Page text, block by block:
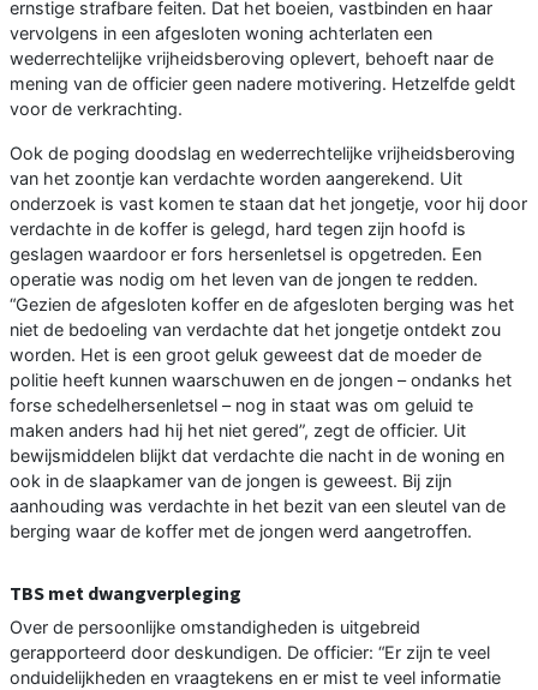
ernstige strafbare feiten. Dat het boeien, vastbinden en haar
vervolgens in een afgesloten woning achterlaten een
wederrechtelijke vrijheidsberoving oplevert, behoeft naar de
mening van de officier geen nadere motivering. Hetzelfde geldt
voor de verkrachting.
Ook de poging doodslag en wederrechtelijke vrijheidsberoving
van het zoontje kan verdachte worden aangerekend. Uit
onderzoek is vast komen te staan dat het jongetje, voor hij door
verdachte in de koffer is gelegd, hard tegen zijn hoofd is
geslagen waardoor er fors hersenletsel is opgetreden. Een
operatie was nodig om het leven van de jongen te redden.
“Gezien de afgesloten koffer en de afgesloten berging was het
niet de bedoeling van verdachte dat het jongetje ontdekt zou
worden. Het is een groot geluk geweest dat de moeder de
politie heeft kunnen waarschuwen en de jongen – ondanks het
forse schedelhersenletsel – nog in staat was om geluid te
maken anders had hij het niet gered”, zegt de officier. Uit
bewijsmiddelen blijkt dat verdachte die nacht in de woning en
ook in de slaapkamer van de jongen is geweest. Bij zijn
aanhouding was verdachte in het bezit van een sleutel van de
berging waar de koffer met de jongen werd aangetroffen.
TBS met dwangverpleging
Over de persoonlijke omstandigheden is uitgebreid
gerapporteerd door deskundigen. De officier: “Er zijn te veel
onduidelijkheden en vraagtekens en er mist te veel informatie